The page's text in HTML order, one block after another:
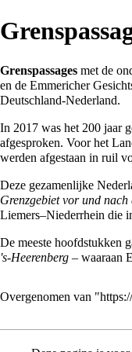
Grenspassages met de
en de Emmericher
Deutschland-Nederland.
In 2017 was het 200 jaar
afgesproken. Voor het
werden afgestaan in ruil
Deze gezamenlijke
Grenzgebiet vor und
Liemers–Niederrhein die
De meeste hoofdstukken
's-Heerenberg – waaraan
Overgenomen van "